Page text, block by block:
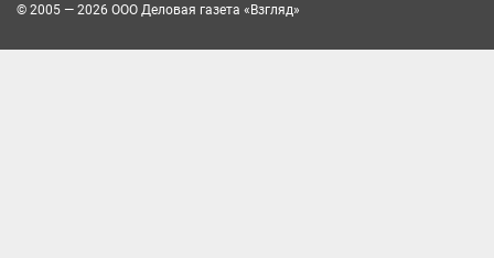
© 2005 — 2026 ООО Деловая газета «Взгляд»